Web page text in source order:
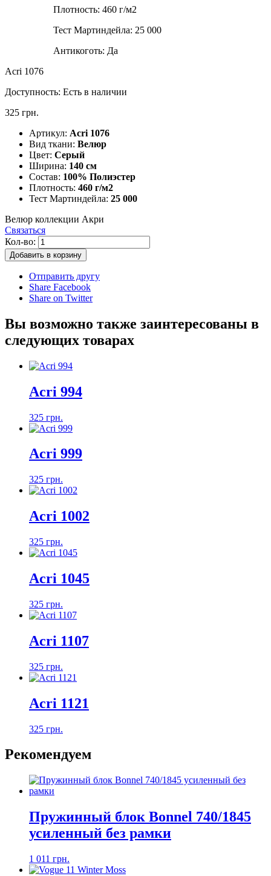
Плотность: 460 г/м2
Тест Мартиндейла: 25 000
Антикоготь: Да
Acri 1076
Доступность: Есть в наличии
325 грн.
Артикул: Acri 1076
Вид ткани: Велюр
Цвет: Серый
Ширина: 140 см
Состав: 100% Полиэстер
Плотность: 460 г/м2
Тест Мартиндейла: 25 000
Велюр коллекции Акри
Связаться
Кол-во:
Добавить в корзину
Отправить другу
Share Facebook
Share on Twitter
Вы возможно также заинтересованы в
следующих товарах
Acri 994
325 грн.
Acri 999
325 грн.
Acri 1002
325 грн.
Acri 1045
325 грн.
Acri 1107
325 грн.
Acri 1121
325 грн.
Рекомендуем
Пружинный блок Bonnel 740/1845
усиленный без рамки
1 011 грн.